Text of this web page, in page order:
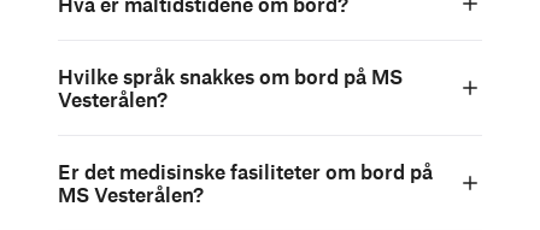
Hvilke språk snakkes om bord på MS
Vesterålen?
Er det medisinske fasiliteter om bord på
MS Vesterålen?